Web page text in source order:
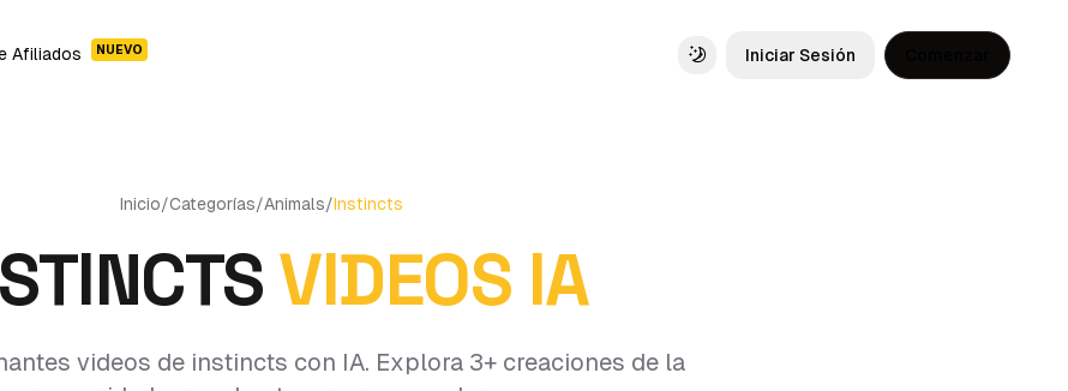
Afiliados NUEVO
Toggle theme
Iniciar Sesión
Inicio/Categorías/Animals/Instincts
VIDEOS IA
videos de instincts con IA. Explora 3+ creaciones de la